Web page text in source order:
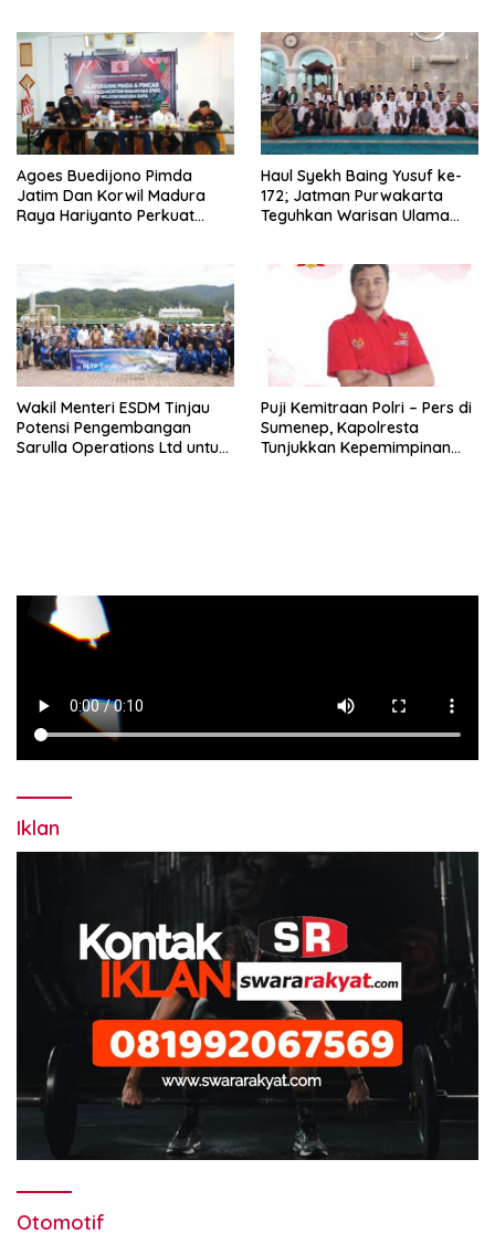
Agoes Buedijono Pimda
Jatim Dan Korwil Madura
Raya Hariyanto Perkuat
Haul Syekh Baing Yusuf ke-
172; Jatman Purwakarta
Teguhkan Warisan Ulama
Wakil Menteri ESDM Tinjau
Potensi Pengembangan
Sarulla Operations Ltd untuk
Puji Kemitraan Polri – Pers di
Sumenep, Kapolresta
Tunjukkan Kepemimpinan
Iklan
Otomotif